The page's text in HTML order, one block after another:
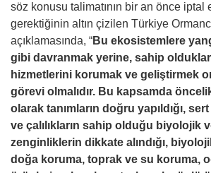
söz konusu talimatının bir an önce iptal
gerektiğinin altın çizilen Türkiye
açıklamasında, “Bu ekosistemlere
gibi davranmak yerine, sahip
hizmetlerini korumak ve geliştirmek
görevi olmalıdır. Bu kapsamda
olarak tanımların doğru yapıldığı,
ve çalılıkların sahip olduğu biyolojik
zenginliklerin dikkate alındığı,
doğa koruma, toprak ve su koruma,